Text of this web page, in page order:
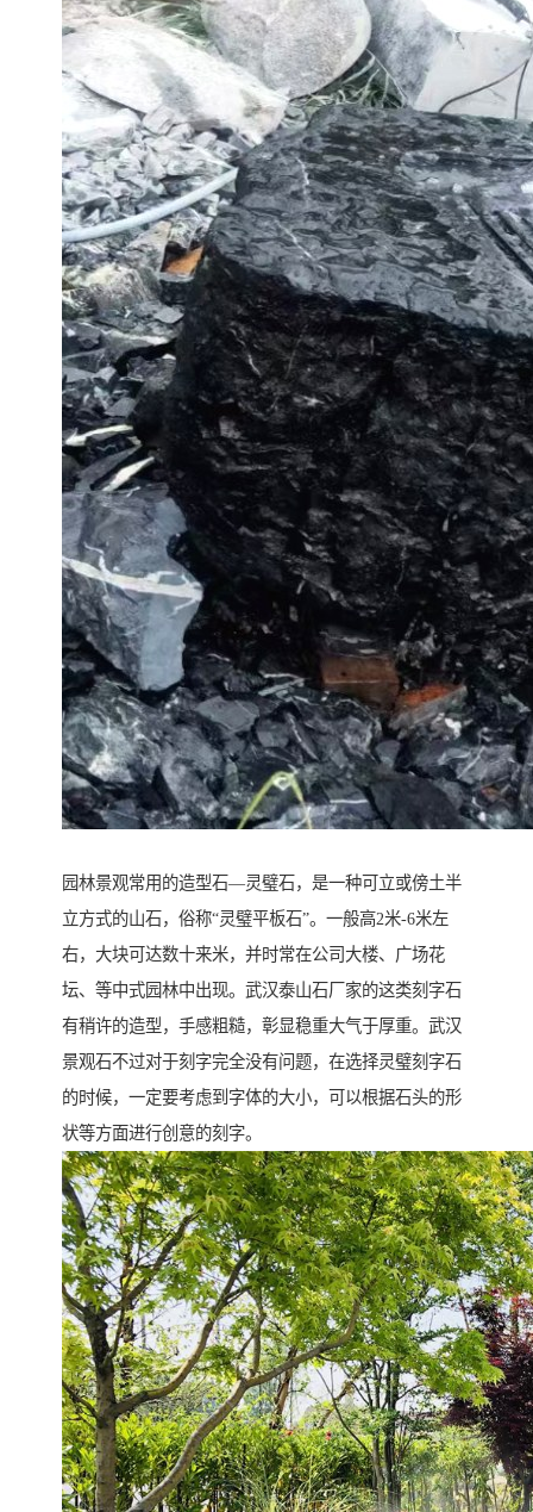
园林景观常用的造型石—灵璧石，是一种可立或傍土半
立方式的山石，俗称“灵璧平板石”。一般高2米-6米左
右，大块可达数十来米，并时常在公司大楼、广场花
坛、等中式园林中出现。武汉泰山石厂家的这类刻字石
有稍许的造型，手感粗糙，彰显稳重大气于厚重。武汉
景观石不过对于刻字完全没有问题，在选择灵璧刻字石
的时候，一定要考虑到字体的大小，可以根据石头的形
状等方面进行创意的刻字。